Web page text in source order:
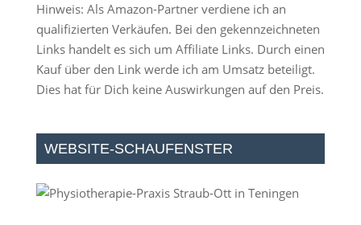
Hinweis: Als Amazon-Partner verdiene ich an
qualifizierten Verkäufen. Bei den gekennzeichneten
Links handelt es sich um Affiliate Links. Durch einen
Kauf über den Link werde ich am Umsatz beteiligt.
Dies hat für Dich keine Auswirkungen auf den Preis.
WEBSITE-SCHAUFENSTER